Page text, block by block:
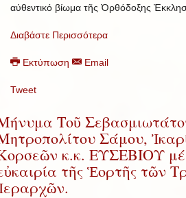
αὐθεντικό βίωμα τῆς Ὀρθόδοξης
Διαβάστε Περισσότερα
Εκτύπωση Email
Tweet
Τοῦ
Σάμου,
κ.κ. ΕΥΣΕΒΙΟΥ μέ
τῆς Ἑορτῆς τῶν